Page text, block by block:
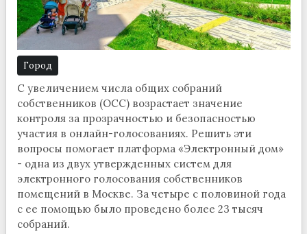
Город
С увеличением числа общих собраний
собственников (ОСС) возрастает значение
контроля за прозрачностью и безопасностью
участия в онлайн-голосованиях. Решить эти
вопросы помогает платформа «Электронный дом»
- одна из двух утвержденных систем для
электронного голосования собственников
помещений в Москве. За четыре с половиной года
с ее помощью было проведено более 23 тысяч
собраний.